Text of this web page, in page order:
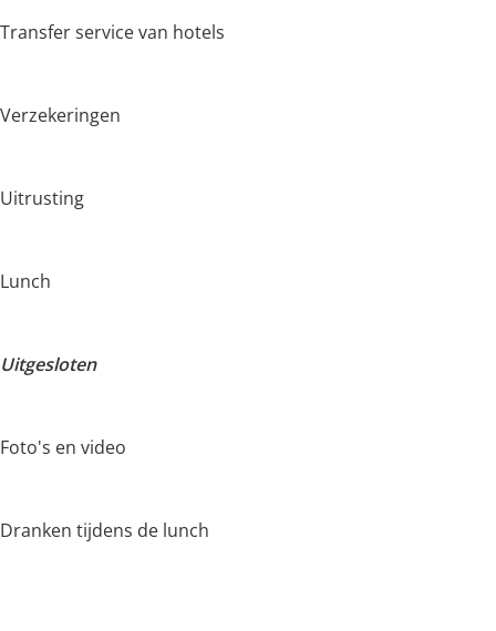
Transfer service van hotels
Verzekeringen
Uitrusting
Lunch
Uitgesloten
Foto's en video
Dranken tijdens de lunch